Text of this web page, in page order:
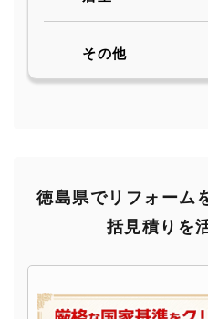
その他
徳島県でリフォーム
括見積りを